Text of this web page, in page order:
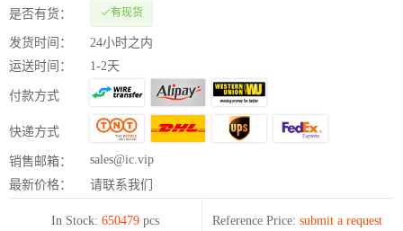
是否有货： 有现货
发货时间：
24小时之内
运送时间：
1-2天
付款方式
快递方式
销售邮箱：
sales@ic.vip
最新价格：
请联系我们
In Stock: 650479 pcs Reference Price: submit a request